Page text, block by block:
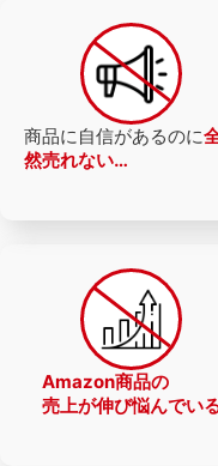
商品に自信があるのに
然売れない…
Amazon商品の
売上が伸び悩んでい